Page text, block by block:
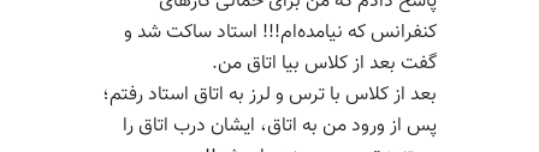
کنفرانس که نیامده‌ام!!! استاد ساکت شد و
گفت بعد از کلاس بیا اتاق من.
بعد از کلاس با ترس و لرز به اتاق استاد رفتم؛
پس از ورود من به اتاق، ایشان درب اتاق را